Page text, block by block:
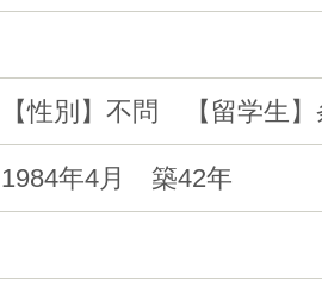
【性別】不問 【留学生
1984年4月 築42年